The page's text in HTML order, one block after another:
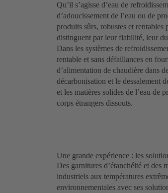
Qu’il s’agisse d’eau de
d’adoucissement de l’eau ou de
produits sûrs, robustes et
distinguent par leur fiabilité, leur
Dans les systèmes de
rentable et sans défaillances en
d’alimentation de chaudière dans
décarbonisation et le dessalement
et les matières solides de l’eau de
corps étrangers dissouts.
Une grande expérience : les
Des garnitures d’étanchéité et des
industriels aux températures
environnementales avec ses